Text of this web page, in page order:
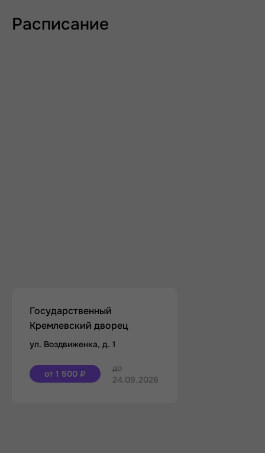
Расписание
Государственный
Кремлевский дворец
ул. Воздвиженка, д. 1
от 1 500 ₽
до
24.09.2026